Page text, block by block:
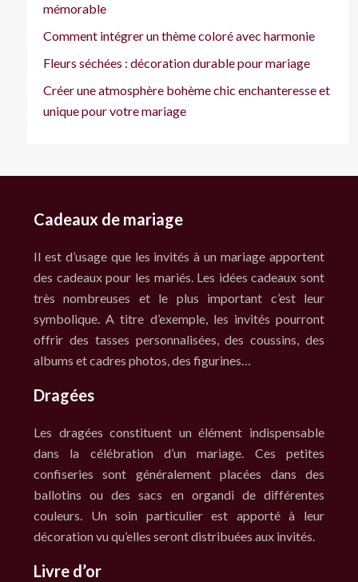
mémorable
Comment intégrer un thème coloré avec harmonie
Fleurs séchées : décoration durable pour mariage
Créer une atmosphère bohème chic enchanteresse et
unique pour votre mariage
Cadeaux de mariage
Il est d’usage que les invités à un mariage apportent
des cadeaux pour les mariés. Les idées cadeaux sont
très nombreuses et le plus important c’est leur
symbolique. A titre d’exemple, les invités pourront
offrir des tasses personnalisées, des coussins, des
albums et cadres photos, des figurines…
Dragées
Les dragées constituent un élément indispensable
dans la célébration d’un mariage. Ces petites
confiseries sont généralement placées dans des
ballotins ou des sacs en organdi de différentes
couleurs. Un soin particulier est apporté à leur
décoration vu qu’elles seront distribuées aux invités.
Livre d’or